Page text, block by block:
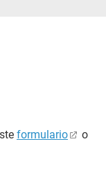
formulario
o